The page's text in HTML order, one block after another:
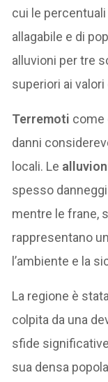
cui le
allagabile e di
alluvioni per tre
superiori ai
Terremoti come
danni
locali. Le
spesso
mentre le frane,
rappresentano
l’ambiente e la
La regione è
colpita da una
sfide
sua densa